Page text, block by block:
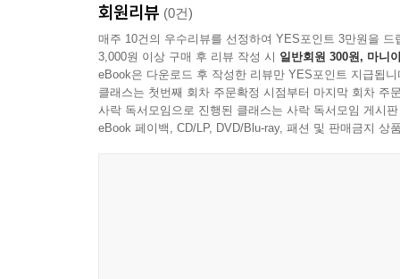
- 오늘날 마태복음 저자의 가르침을 어떻게 따라
- 마태복음을 쉽게 이해할 수 있도록 강해하여, 신
● 대상 독자
- 마태복음을 본문으로 설교하려는 사역자
- 마태복음 전체를 체계적이고, 쉽게 공부하고 싶은
회원리뷰 (0건)
매주 10건의 우수리뷰를 선정하여 YES포인트 3만원을 드
3,000원 이상 구매 후 리뷰 작성 시 일반회원 300원, 마니
eBook은 다운로드 후 작성한 리뷰만 YES포인트 지급됩니
클래스는 첫번째 회차 주문확정 시점부터 마지막 회차 주
사락 독서모임으로 진행된 클래스는 사락 독서모임 게시
eBook 페이백, CD/LP, DVD/Blu-ray, 패션 및 판매금지 상